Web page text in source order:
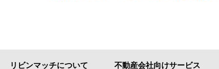
リビンマッチについて 不動産会社向けサービス